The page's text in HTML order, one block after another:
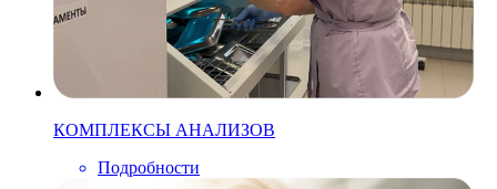
КОМПЛЕКСЫ АНАЛИЗОВ
Подробности